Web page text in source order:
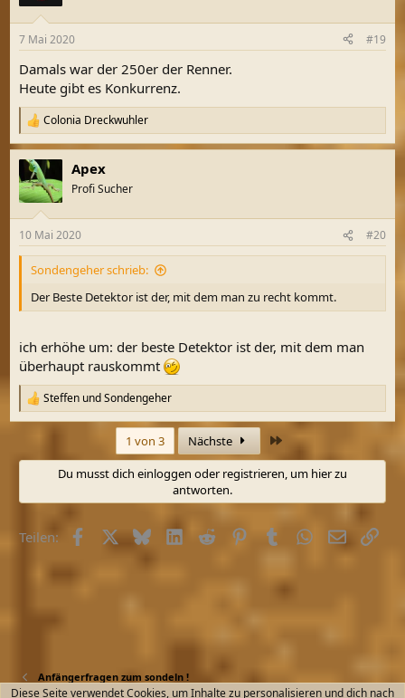
e
:
7 Mai 2020 #19
Damals war der 250er der Renner.
Heute gibt es Konkurrenz.
R
e
a
k
t
i
e
n
Colonia Dreckwuhler
Apex
Profi Sucher
10 Mai 2020 #20
Sondengeher schrieb:
Der Beste Detektor ist der, mit dem man zu recht kommt.
ich erhöhe um: der beste Detektor ist der, mit dem man
überhaupt rauskommt
R
e
t
n
n
Steffen undSondengeher
1 von 3 Nächste Letzte
Du musst dich einloggen oder registrieren, um hier zu
antworten.
Teilen: Facebook
X (Twitter)
BlueskyLinkedInReddit PinterestTumblrWhatsApp
E-MailLink
Anfängerfragen zum sondeln !
Diese Seite verwendet Cookies, um Inhalte zu personalisieren und dich nach